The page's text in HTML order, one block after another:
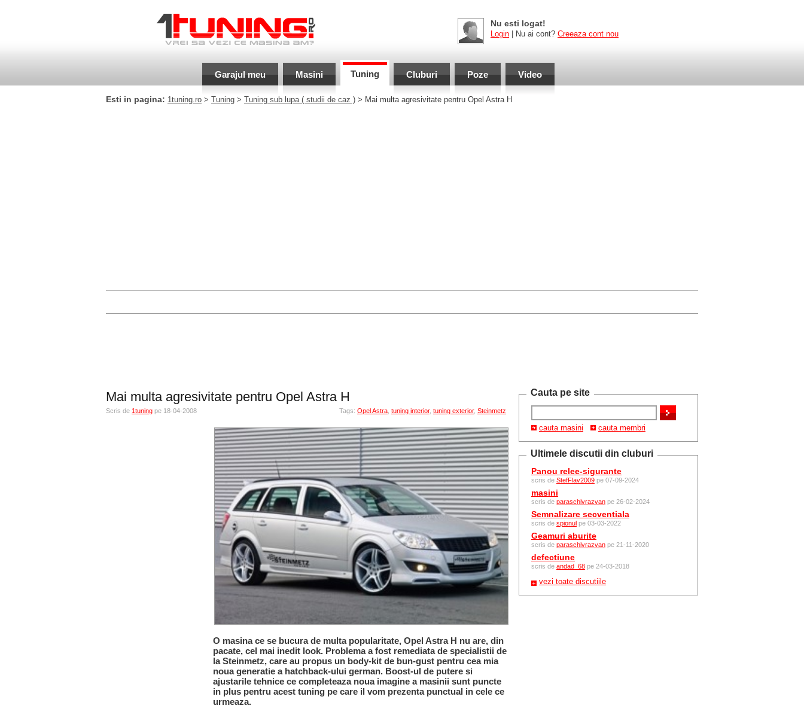
Nu esti logat!
Login | Nu ai cont? Creeaza cont nou
Garajul meu Masini Tuning Cluburi Poze Video
Esti in pagina: 1tuning.ro > Tuning > Tuning sub lupa ( studii de caz ) > Mai multa agresivitate pentru Opel Astra H
Cauta pe site
cauta masini cauta membri
Ultimele discutii din cluburi
Panou relee-sigurante
scris de StefFlav2009 pe 07-09-2024
masini
scris de paraschivrazvan pe 26-02-2024
Semnalizare secventiala
scris de spionul pe 03-03-2022
Geamuri aburite
scris de paraschivrazvan pe 21-11-2020
defectiune
scris de andad_68 pe 24-03-2018
vezi toate discutiile
Mai multa agresivitate pentru Opel Astra H
Scris de 1tuning pe 18-04-2008 Tags: Opel Astra tuning interior, tuning exterior, Steinmetz
O masina ce se bucura de multa popularitate, Opel Astra H nu are, din
pacate, cel mai inedit look. Problema a fost remediata de specialistii de
la Steinmetz, care au propus un body-kit de bun-gust pentru cea mia
noua generatie a hatchback-ului german. Boost-ul de putere si
ajustarile tehnice ce completeaza noua imagine a masinii sunt puncte
in plus pentru acest tuning pe care il vom prezenta punctual in cele ce
urmeaza.